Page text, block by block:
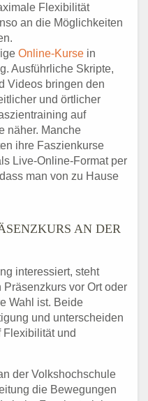
Flexibilität
an die Möglichkeiten
Online-Kurse in
Ausführliche Skripte,
Videos bringen den
und örtlicher
auf
näher. Manche
ihre Faszienkurse
Live-Online-Format per
man von zu Hause
AN DER
interessiert, steht
vor Ort oder
Wahl ist. Beide
und unterscheiden
und
der Volkshochschule
die Bewegungen